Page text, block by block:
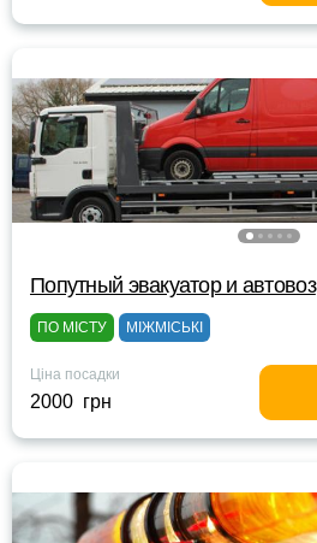
Попутный эвакуатор и автовоз
ПО МІСТУ МІЖМІСЬКІ
Ціна посадки
2000 грн